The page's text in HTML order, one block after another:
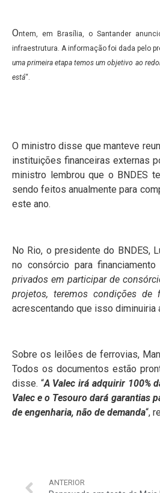
Ontem, em Brasília, o Santander
infraestrutura. A informação foi dada pelo
uma primeira etapa temos um objetivo ao
está“.
O ministro disse que manteve
instituições financeiras externas
ministro lembrou que o BNDES
sendo feitos anualmente para
este ano.
No Rio, o presidente do BNDES,
no consórcio para
privados em participar de
projetos, teremos condições
acrescentando que isso diminuiria
Sobre os leilões de ferrovias,
Todos os documentos estão
disse. “A Valec irá adquirir 100%
Valec e o Tesouro dará garantias
de engenharia, não de demanda“,
ANTERIOR